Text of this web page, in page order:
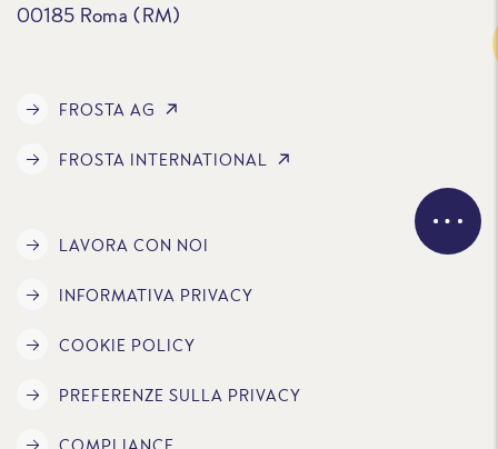
00185 Roma (RM)
FROSTA AG
FROSTA INTERNATIONAL
LAVORA CON NOI
INFORMATIVA PRIVACY
COOKIE POLICY
PREFERENZE SULLA PRIVACY
COMPLIANCE